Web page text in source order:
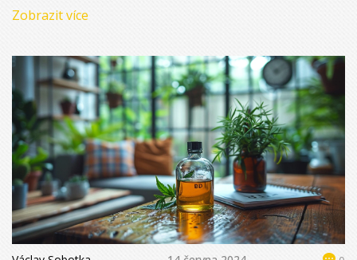
které vás mohou překvapit.
Zobrazit více